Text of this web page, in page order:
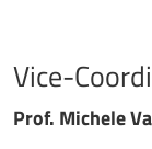
Vice-
Prof. Michele